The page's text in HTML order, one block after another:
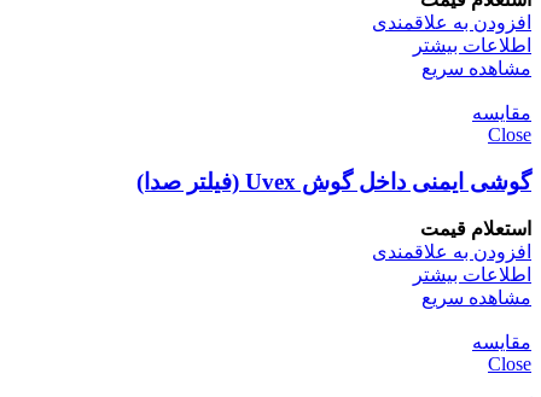
افزودن به علاقمندی
اطلاعات بیشتر
مشاهده سریع
مقایسه
Close
گوشی ایمنی داخل گوش Uvex (فیلتر صدا)
استعلام قیمت
افزودن به علاقمندی
اطلاعات بیشتر
مشاهده سریع
مقایسه
Close